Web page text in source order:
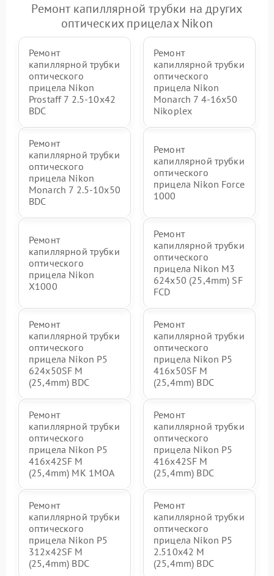
Ремонт капиллярной трубки на других
оптических прицелах Nikon
Ремонт
капиллярной трубки
оптического
прицела Nikon
Prostaff 7 2.5-10x42
BDC
Ремонт
капиллярной трубки
оптического
прицела Nikon
Monarch 7 4-16x50
Nikoplex
Ремонт
капиллярной трубки
оптического
прицела Nikon
Monarch 7 2.5-10x50
BDC
Ремонт
капиллярной трубки
оптического
прицела Nikon Force
1000
Ремонт
капиллярной трубки
оптического
прицела Nikon
X1000
Ремонт
капиллярной трубки
оптического
прицела Nikon M3
624x50 (25,4mm) SF
FCD
Ремонт
капиллярной трубки
оптического
прицела Nikon P5
624x50SF M
(25,4mm) BDC
Ремонт
капиллярной трубки
оптического
прицела Nikon P5
416x50SF M
(25,4mm) BDC
Ремонт
капиллярной трубки
оптического
прицела Nikon P5
416x42SF M
(25,4mm) MK 1MOA
Ремонт
капиллярной трубки
оптического
прицела Nikon P5
416x42SF M
(25,4mm) BDC
Ремонт
капиллярной трубки
оптического
прицела Nikon P5
312x42SF M
(25,4mm) BDC
Ремонт
капиллярной трубки
оптического
прицела Nikon P5
2.510x42 M
(25,4mm) BDC